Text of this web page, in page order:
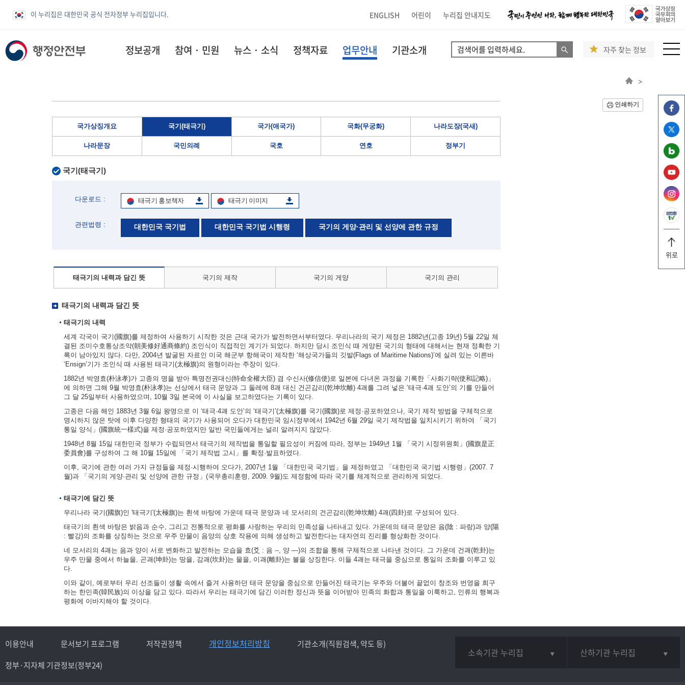
이 누리집은 대한민국 공식 전자정부 누리집입니다. ENGLISH 어린이 누리집 안내지도
위로
정보공개 참여 · 민원 뉴스 · 소식 정책자료 업무안내 기관소개 자주 찾는 정보
>
인쇄하기
국가상징개요 국기(태극기) 국가(애국가) 국화(무궁화) 나라도장(국새)
나라문장 국민의례 국호 연호 정부기
국기(태극기)
다운로드 : 태극기 홍보책자 태극기 이미지
관련법령 : 대한민국 국기법 대한민국 국기법 시행령 국기의 게양·관리 및 선양에 관한 규정
태극기의 내력과 담긴 뜻 국기의 제작 국기의 게양 국기의 관리
태극기의 내력과 담긴 뜻
태극기의 내력
세계 각국이 국기(國旗)를 제정하여 사용하기 시작한 것은 근대 국가가 발전하면서부터였다. 우리나라의 국기 제정은 1882년(고종 19년) 5월 22일 체
결된 조미수호통상조약(朝美修好通商條約) 조인식이 직접적인 계기가 되었다. 하지만 당시 조인식 때 게양된 국기의 형태에 대해서는 현재 정확한 기
록이 남아있지 않다. 다만, 2004년 발굴된 자료인 미국 해군부 항해국이 제작한 ‘해상국가들의 깃발(Flags of Maritime Nations)’에 실려 있는 이른바
‘Ensign’기가 조인식 때 사용된 태극기(太極旗)의 원형이라는 주장이 있다.
1882년 박영효(朴泳孝)가 고종의 명을 받아 특명전권대신(特命全權大臣) 겸 수신사(修信使)로 일본에 다녀온 과정을 기록한「사화기략(使和記略)」
에 의하면 그해 9월 박영효(朴泳孝)는 선상에서 태극 문양과 그 둘레에 8괘 대신 건곤감리(乾坤坎離) 4괘를 그려 넣은 ‘태극·4괘 도안’의 기를 만들어
그 달 25일부터 사용하였으며, 10월 3일 본국에 이 사실을 보고하였다는 기록이 있다.
고종은 다음 해인 1883년 3월 6일 왕명으로 이 ‘태극·4괘 도안’의 ‘태극기’(太極旗)를 국기(國旗)로 제정·공포하였으나, 국기 제작 방법을 구체적으로
명시하지 않은 탓에 이후 다양한 형태의 국기가 사용되어 오다가 대한민국 임시정부에서 1942년 6월 29일 국기 제작법을 일치시키기 위하여 「국기
통일 양식」(國旗統一樣式)을 제정·공포하였지만 일반 국민들에게는 널리 알려지지 않았다.
1948년 8월 15일 대한민국 정부가 수립되면서 태극기의 제작법을 통일할 필요성이 커짐에 따라, 정부는 1949년 1월 「국기 시정위원회」(國旗是正
委員會)를 구성하여 그 해 10월 15일에 「국기 제작법 고시」를 확정·발표하였다.
이후, 국기에 관한 여러 가지 규정들을 제정·시행하여 오다가, 2007년 1월 「대한민국 국기법」을 제정하였고 「대한민국 국기법 시행령」(2007. 7
월)과 「국기의 게양·관리 및 선양에 관한 규정」(국무총리훈령, 2009. 9월)도 제정함에 따라 국기를 체계적으로 관리하게 되었다.
태극기에 담긴 뜻
우리나라 국기(國旗)인 '태극기'(太極旗)는 흰색 바탕에 가운데 태극 문양과 네 모서리의 건곤감리(乾坤坎離) 4괘(四卦)로 구성되어 있다.
태극기의 흰색 바탕은 밝음과 순수, 그리고 전통적으로 평화를 사랑하는 우리의 민족성을 나타내고 있다. 가운데의 태극 문양은 음(陰 : 파랑)과 양(陽
: 빨강)의 조화를 상징하는 것으로 우주 만물이 음양의 상호 작용에 의해 생성하고 발전한다는 대자연의 진리를 형상화한 것이다.
네 모서리의 4괘는 음과 양이 서로 변화하고 발전하는 모습을 효(爻 : 음 --, 양 ―)의 조합을 통해 구체적으로 나타낸 것이다. 그 가운데 건괘(乾卦)는
우주 만물 중에서 하늘을, 곤괘(坤卦)는 땅을, 감괘(坎卦)는 물을, 이괘(離卦)는 불을 상징한다. 이들 4괘는 태극을 중심으로 통일의 조화를 이루고 있
다.
이와 같이, 예로부터 우리 선조들이 생활 속에서 즐겨 사용하던 태극 문양을 중심으로 만들어진 태극기는 우주와 더불어 끝없이 창조와 번영을 희구
하는 한민족(韓民族)의 이상을 담고 있다. 따라서 우리는 태극기에 담긴 이러한 정신과 뜻을 이어받아 민족의 화합과 통일을 이룩하고, 인류의 행복과
평화에 이바지해야 할 것이다.
이용안내 문서보기 프로그램 저작권정책 개인정보처리방침
기관소개(직원검색, 약도 등)
정부·지자체 기관정보(정부24)
소속기관 누리집 산하기관 누리집